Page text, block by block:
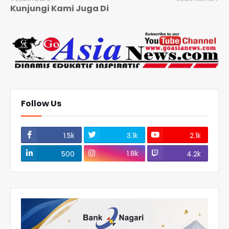
Kunjungi Kami Juga Di
Follow Us
1.5k 3.1k
2.1k
500
1.8k 4.2k